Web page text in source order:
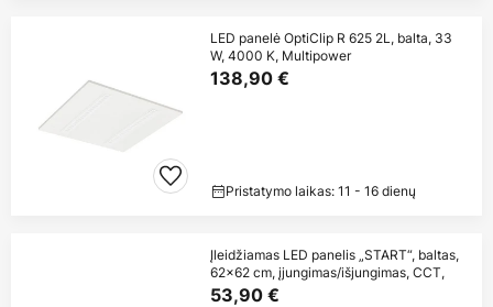
LED panelė OptiClip R 625 2L, balta, 33
W, 4000 K, Multipower
138,90 €
Pristatymo laikas: 11 - 16 dienų
Įleidžiamas LED panelis „START“, baltas,
62x62 cm, įjungimas/išjungimas, CCT,
53,90 €